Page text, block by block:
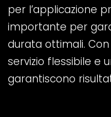
per l’applicazione
importante per
durata ottimali.
servizio flessibile e
garantiscono